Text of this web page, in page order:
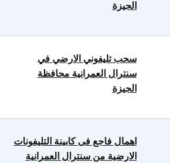
الجيزة
سحب تليفوني الارضي في
سنترال العمرانية محافظة
الجيزة
اهمال فاجع فى كابينة التليفونات
الارضية من سنترال العمرانية